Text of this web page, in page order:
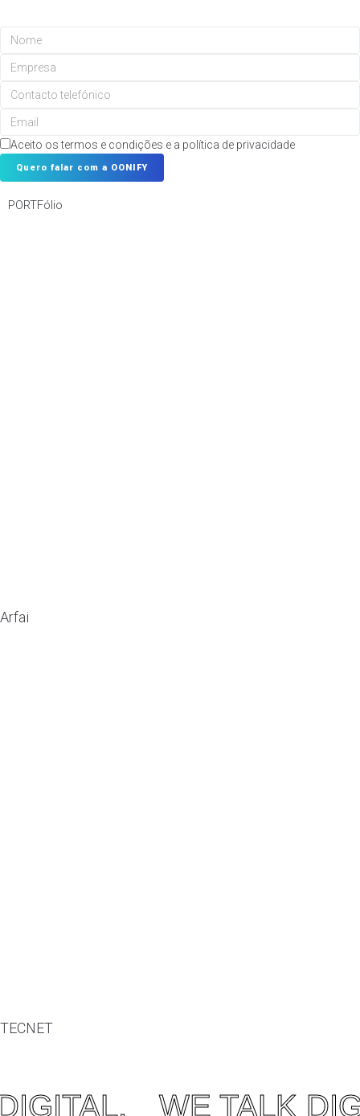
Aceito os termos e condições e a política de privacidade
Quero falar com a OONIFY
PORTFólio
Arfai
TECNET
WE TALK